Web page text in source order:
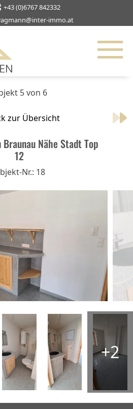
+43 (0)6767 842332
immo.at
5 von 6
zur Übersicht
Nähe Stadt Top
12
Nr.: 18
+2